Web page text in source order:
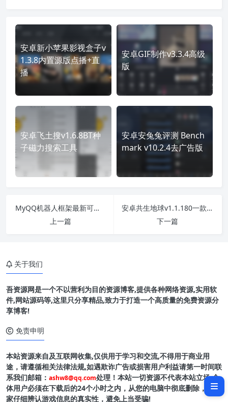
安卓新小苹果影视盒子v
1.3.8内置源版点播+直
播
安卓GIF制作v3.3.4高级
版
安卓飞土搜v1.6.8BT种
子磁力搜索工具
安卓安兔兔评测 Bench
mark v10.2.4去广告版
MyQQ机器人框架最新可用复活版
上一篇
安卓共生地球v1.1.180一款高清卫星地图
下一篇
软件介绍
软件截图
关于我们
吾资源网是一个不以营利为目的资源博客,提供各种网络资源,实用软
件,网站源码等,这里只分享精品,致力于打造一个高质量的免费资源分
享博客!
免责申明
本站资源来自及互联网收集,仅供用于学习和交流,不得用于商业用
途，请遵循相关法律法规,如遇欺诈广告或损害用户利益请第一时间联
系我们邮箱： ashw8@qq.com处理！本站一切资源不代表本站立场,全
体用户必须在下载后的24个小时之内，从您的电脑中彻底删除，请玩
家仔细辨认游戏信息的真实性，避免上当受骗!